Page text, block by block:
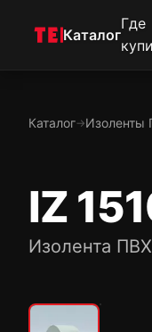
Каталог
Где
Каталог→Изоленты
IZ
Изолента